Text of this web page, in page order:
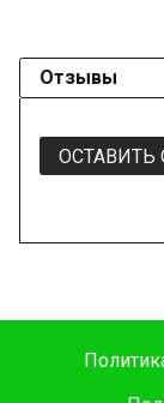
Отзывы
ОСТАВИТЬ